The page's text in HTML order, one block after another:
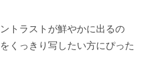
トラストが鮮やかに出るの
くっきり写したい方にぴった